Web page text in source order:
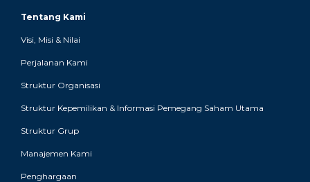
Tentang Kami
Visi, Misi & Nilai
Perjalanan Kami
Struktur Organisasi
Struktur Kepemilikan & Informasi Pemegang Saham Utama
Struktur Grup
Manajemen Kami
Penghargaan